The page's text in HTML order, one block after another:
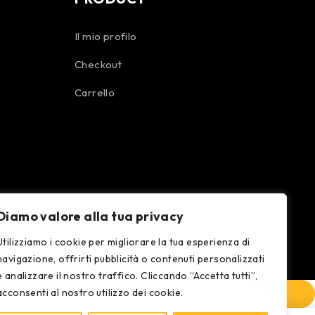
valore alla tua privacy
i cookie per migliorare la tua esperienza di
offrirti pubblicità o contenuti personalizzati
analizzare il nostro traffico. Cliccando “Accetta tutti”,
al nostro utilizzo dei cookie.
Il mio profilo
Checkout
Carrello